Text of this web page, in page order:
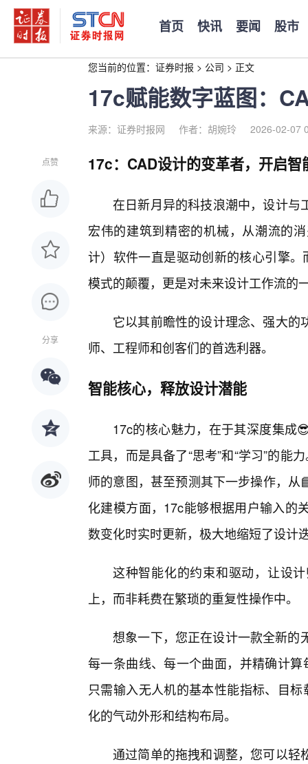
首页 快讯 要闻 股市
您当前的位置： 证券时报 > 公司 > 正文
17c赋能数字蓝图：
来源：证券时报网 作者：胡婉玲 2026-02-07
点赞
分享
17c：CAD设计的变革者，开启智
在日新月异的科技浪潮中，设计与
宏伟的建筑到精密的机械，从潮流的
计）软件一直是驱动创新的核心引擎
模式的颠覆，更是对未来设计工作流的
它以其前瞻性的设计理念、强大
师、工程师和创客们的首选利器。
智能核心，释放设计潜能
17c的核心魅力，在于其深度集成
工具，而是具备了“思考”和“学习”的能
师的意图，甚至预测其下一步操作，
化建模方面，17c能够根据用户输入的
数变化时实时更新，极大地缩短了设计
这种智能化的约束和驱动，让设
上，而非耗费在繁琐的重复性操作中。
想象一下，您正在设计一款全新的
每一条曲线、每一个曲面，并精确计
只需输入无人机的基本性能指标、目
化的气动外形和结构布局。
通过简单的拖拽和调整，您可以轻